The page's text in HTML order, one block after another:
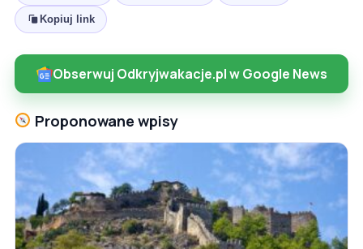
Kopiuj link
Obserwuj Odkryjwakacje.pl w Google News
Proponowane wpisy